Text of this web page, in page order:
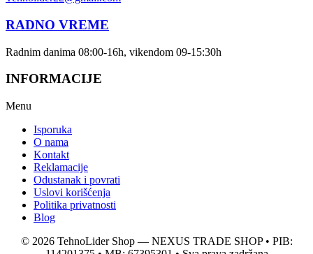
RADNO VREME
Radnim danima 08:00-16h, vikendom 09-15:30h
INFORMACIJE
Menu
Isporuka
O nama
Kontakt
Reklamacije
Odustanak i povrati
Uslovi korišćenja
Politika privatnosti
Blog
© 2026 TehnoLider Shop — NEXUS TRADE SHOP • PIB: